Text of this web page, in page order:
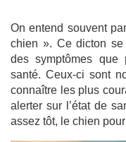
On entend souvent
chien ». Ce dicton se
des symptômes
santé. Ceux-ci sont
connaître les plus
alerter sur l’état de
assez tôt, le chien